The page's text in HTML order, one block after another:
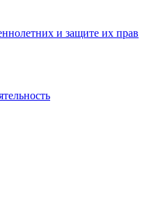
и защите их прав